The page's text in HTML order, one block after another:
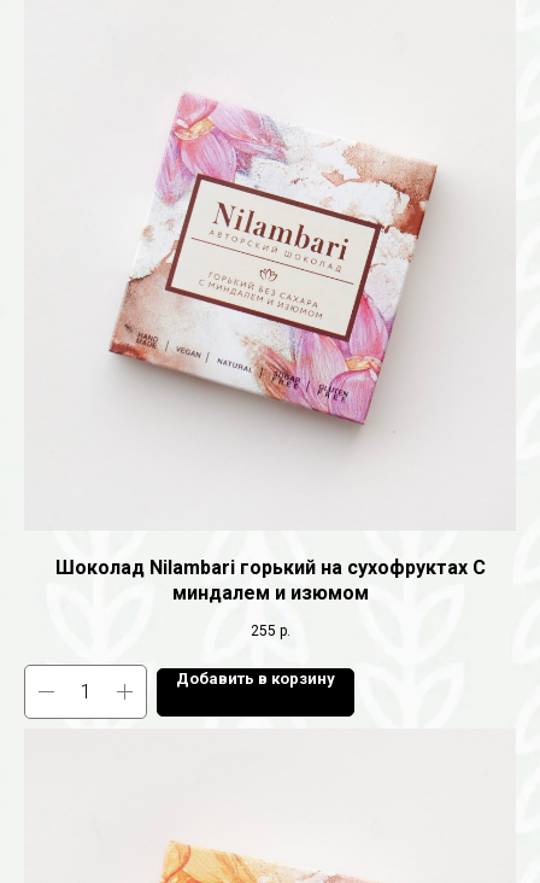
Шоколад Nilambari горький на сухофруктах С
миндалем и изюмом
255 р.
Добавить в корзину